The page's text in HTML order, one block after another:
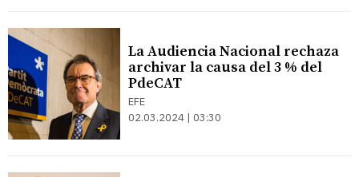
La Audiencia Nacional rechaza
archivar la causa del 3 % del
PdeCAT
EFE
02.03.2024 | 03:30